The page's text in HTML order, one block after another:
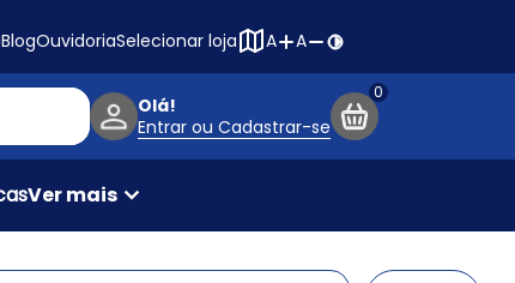
BlogOuvidoriaSelecionar loja A A
Olá!
Entrar ou Cadastrar-se
Ver mais